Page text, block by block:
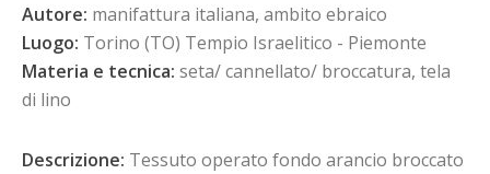
Autore: manifattura italiana, ambito ebraico
Luogo: Torino (TO) Tempio Israelitico - Piemonte
Materia e tecnica: seta/ cannellato/ broccatura, tela
di lino
Descrizione: Tessuto operato fondo arancio broccato